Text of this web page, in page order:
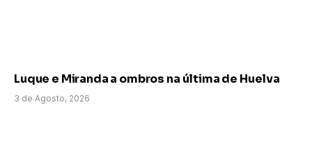
Luque e Miranda a ombros na última de Huelva
3 de Agosto, 2026